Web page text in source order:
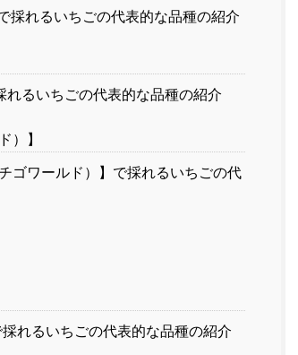
採れるいちごの代表的な品種の紹介
れるいちごの代表的な品種の紹介
）】
ゴワールド）】で採れるいちごの代
れるいちごの代表的な品種の紹介